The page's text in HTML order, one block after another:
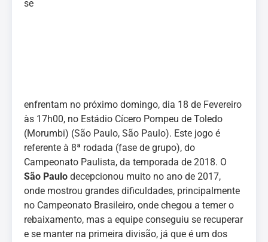
se
enfrentam no próximo domingo, dia 18 de Fevereiro
às 17h00, no Estádio Cícero Pompeu de Toledo
(Morumbi) (São Paulo, São Paulo). Este jogo é
referente à 8ª rodada (fase de grupo), do
Campeonato Paulista, da temporada de 2018. O
São Paulo decepcionou muito no ano de 2017,
onde mostrou grandes dificuldades, principalmente
no Campeonato Brasileiro, onde chegou a temer o
rebaixamento, mas a equipe conseguiu se recuperar
e se manter na primeira divisão, já que é um dos